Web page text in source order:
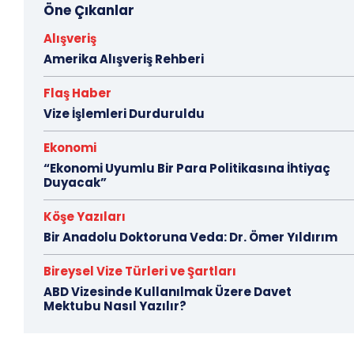
Öne Çıkanlar
Alışveriş
Amerika Alışveriş Rehberi
Flaş Haber
Vize İşlemleri Durduruldu
Ekonomi
“Ekonomi Uyumlu Bir Para Politikasına İhtiyaç
Duyacak”
Köşe Yazıları
Bir Anadolu Doktoruna Veda: Dr. Ömer Yıldırım
Bireysel Vize Türleri ve Şartları
ABD Vizesinde Kullanılmak Üzere Davet
Mektubu Nasıl Yazılır?